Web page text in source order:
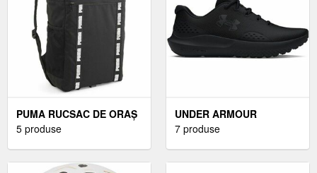
PUMA RUCSAC DE ORAȘ
RUCSAC DE ORAȘ,
5 produse
UNDER ARMOUR
ÎNCĂLȚĂMINTE
7 produse